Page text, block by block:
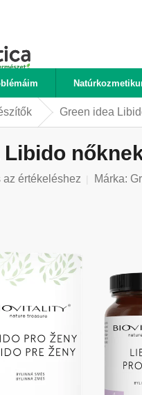
Green idea
Libido
az értékeléshez Márka: